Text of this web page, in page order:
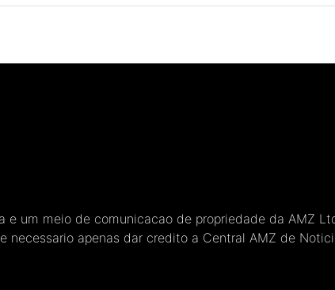
e um meio de comunicacao de propriedade da AMZ
necessario apenas dar credito a Central AMZ de